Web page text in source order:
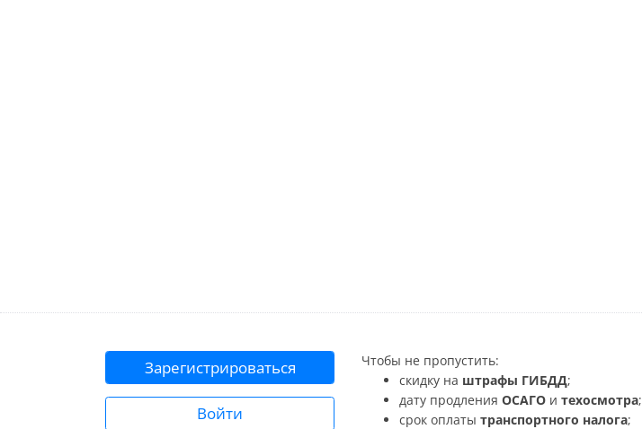
Зарегистрироваться
Войти
Чтобы не пропустить:
скидку на штрафы ГИБДД;
дату продления ОСАГО и техосмотра;
срок оплаты транспортного налога;